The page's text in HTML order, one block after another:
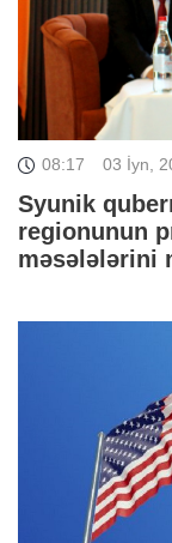
08:17 03 İyn,
Syunik
regionunun
məsələlərini